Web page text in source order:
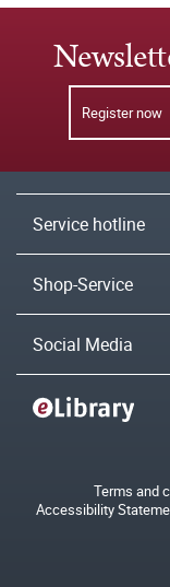
Register now
Service hotline
Shop-Service
Social Media
Terms and
Accessibility